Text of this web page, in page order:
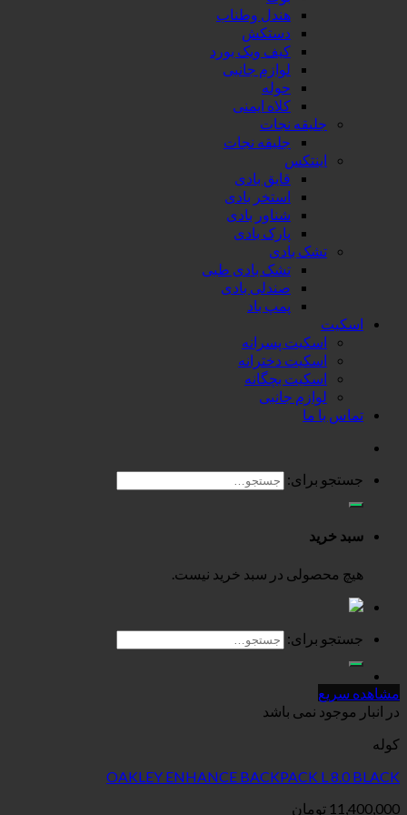
هندل وطناب
دستکش
کیف ویک بورد
لوازم جانبی
حوله
کلاه ایمنی
جلیقه نجات
جلیقه نجات
اینتکس
قایق بادی
استخر بادی
شناور بادی
پارک بادی
تشک بادی
تشک بادی طبی
صندلی بادی
پمپ باد
اسکیت
اسکیت پسرانه
اسکیت دخترانه
اسکیت بچگانه
لوازم جانبی
تماس با ما
جستجو برای:
سبد خرید
هیچ محصولی در سبد خرید نیست.
جستجو برای:
مشاهده سریع
در انبار موجود نمی باشد
کوله
OAKLEY ENHANCE BACKPACK L 8.0 BLACK
11,400,000 تومان